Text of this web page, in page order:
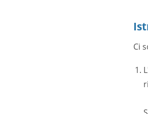
Ci